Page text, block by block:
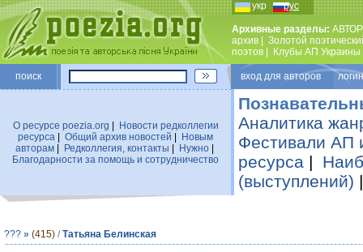
укр рус
Архивные разделы:
архив
Золотой
поэтов
Клубы АП Украины
поиск вход для авторов
О ресурсе poezia.org
Новости редколлегии
ресурса
Общий архив новостей
Новым
авторам| Редколлегия, контакты Нужно|
Благодарности за помощь и сотрудничество
Аналитика
Фестивали АП
ресурса |
(выступлений)
??? » (415) /Татьяна Белинская